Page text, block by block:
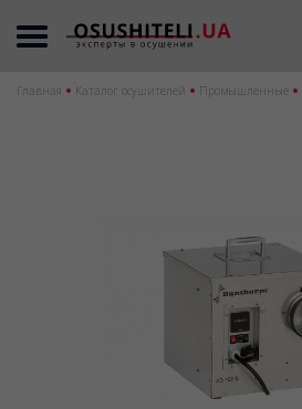
Главная Каталог осушителей Промышленные